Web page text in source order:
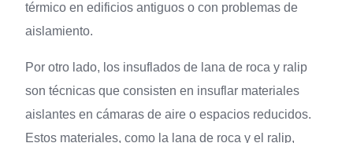
térmico en edificios antiguos o con problemas de
aislamiento.
Por otro lado, los insuflados de lana de roca y ralip
son técnicas que consisten en insuflar materiales
aislantes en cámaras de aire o espacios reducidos.
Estos materiales, como la lana de roca y el ralip,